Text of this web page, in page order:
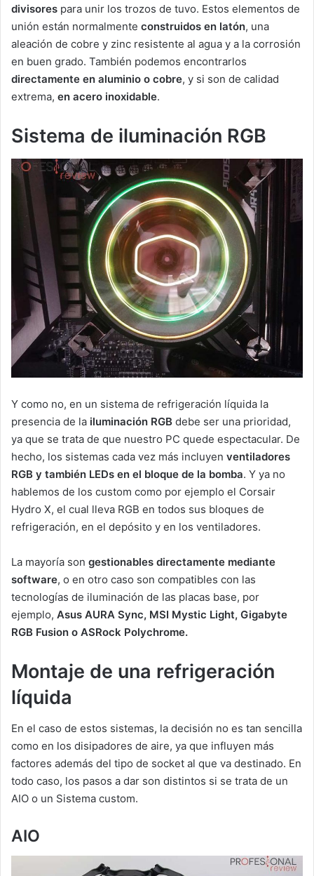
divisores para unir los trozos de tuvo. Estos elementos de
unión están normalmente construidos en latón, una
aleación de cobre y zinc resistente al agua y a la corrosión
en buen grado. También podemos encontrarlos
directamente en aluminio o cobre, y si son de calidad
extrema, en acero inoxidable.
Sistema de iluminación RGB
Y como no, en un sistema de refrigeración líquida la
presencia de la iluminación RGB debe ser una prioridad,
ya que se trata de que nuestro PC quede espectacular. De
hecho, los sistemas cada vez más incluyen ventiladores
RGB y también LEDs en el bloque de la bomba. Y ya no
hablemos de los custom como por ejemplo el Corsair
Hydro X, el cual lleva RGB en todos sus bloques de
refrigeración, en el depósito y en los ventiladores.
La mayoría son gestionables directamente mediante
software, o en otro caso son compatibles con las
tecnologías de iluminación de las placas base, por
ejemplo, Asus AURA Sync, MSI Mystic Light, Gigabyte
RGB Fusion o ASRock Polychrome.
Montaje de una refrigeración
líquida
En el caso de estos sistemas, la decisión no es tan sencilla
como en los disipadores de aire, ya que influyen más
factores además del tipo de socket al que va destinado. En
todo caso, los pasos a dar son distintos si se trata de un
AIO o un Sistema custom.
AIO